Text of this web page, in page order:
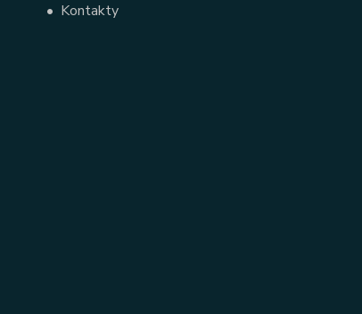
• Kontakty